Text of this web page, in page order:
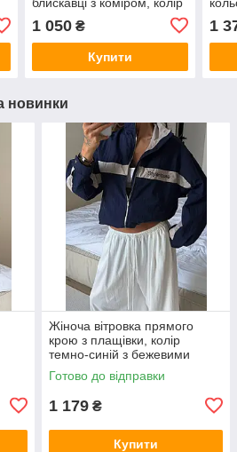
1 050₴
Купити
1
новинки
Жіноча вітровка прямого
крою з плащівки, колір
темно-синій з бежевими
вставками 42-46
Готово до відправки
1 179 ₴
Купити